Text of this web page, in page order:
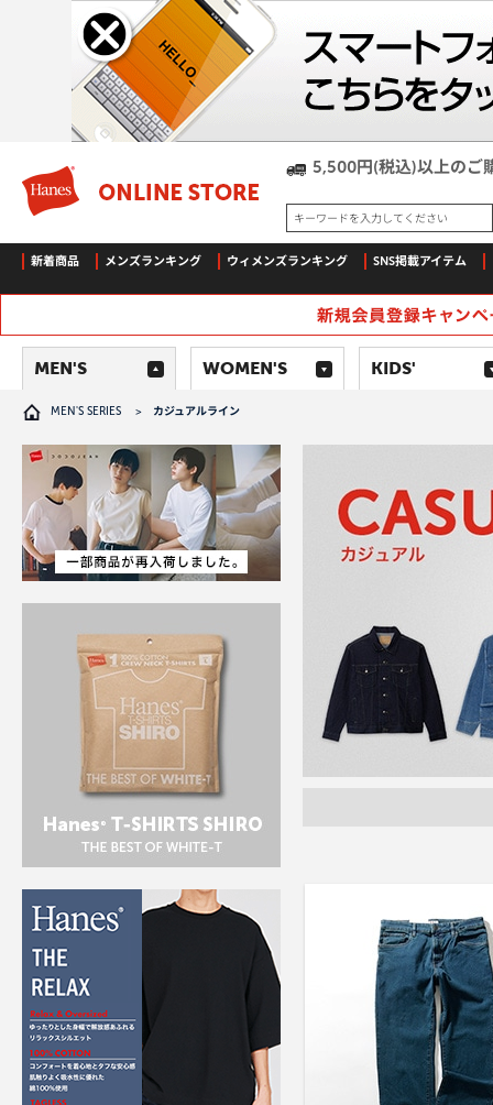
5,500円(税込)以上のご
キーワードを入力してください
新着商品 メンズランキング ウィメンズランキング SNS掲載アイテム
MEN'S WOMEN'S KIDS'
MEN'S SERIES > カジュアルライン